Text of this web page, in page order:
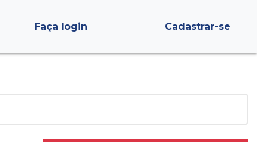
Faça login Cadastrar-se